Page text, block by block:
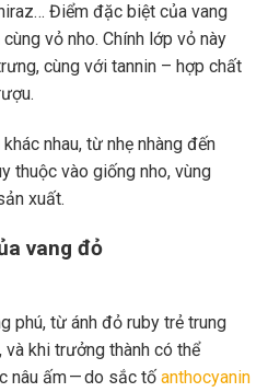
Điểm đặc biệt của vang
vỏ nho. Chính lớp vỏ này
cùng với tannin – hợp chất
nhau, từ nhẹ nhàng đến
thuộc vào giống nho, vùng
xuất.
vang đỏ
phú, từ ánh đỏ ruby trẻ trung
khi trưởng thành có thể
nâu ấm — do sắc tố anthocyanin